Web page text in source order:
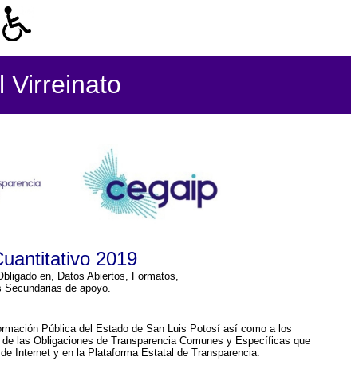
Virreinato
2019
en, Datos Abiertos, Formatos,
Secundarias de apoyo.
Pública del Estado de San Luis Potosí así como a los
las Obligaciones de Transparencia Comunes y Específicas que
Internet y en la Plataforma Estatal de Transparencia.